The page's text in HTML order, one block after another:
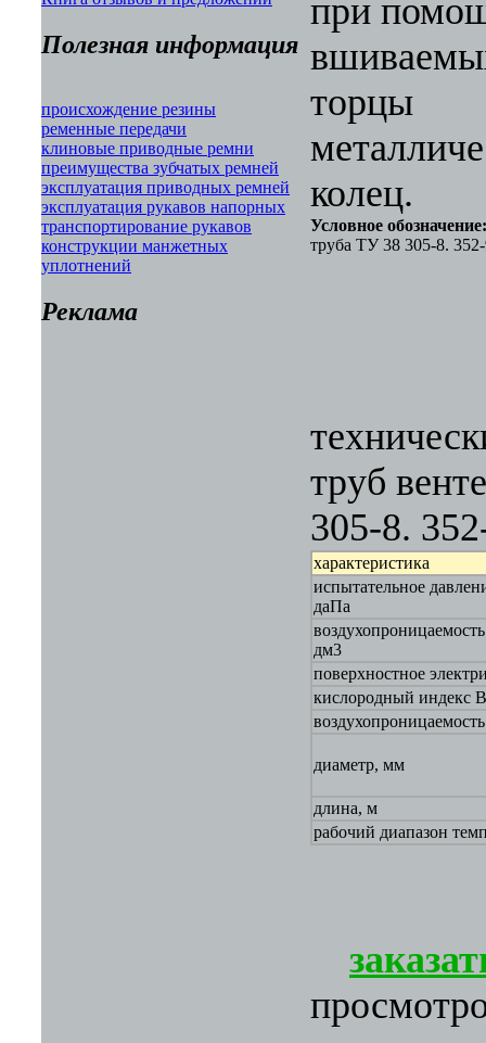
Полезная информация
происхождение резины
ременные передачи
клиновые приводные ремни
преимущества зубчатых ремней
эксплуатация приводных ремней
эксплуатация рукавов напорных
транспортирование рукавов
конструкции манжетных
уплотнений
Реклама
при
торцы
колец.
Условное обозначение:
труба ТУ 38 305-8. 352-
труб
305-8.
характеристика
испытательное
даПа
дм3
поверхностное
кислородный индекс
диаметр, мм
длина, м
рабочий диапазон